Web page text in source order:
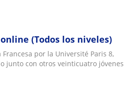
(Todos los niveles)
por la Université Paris 8,
junto con otros veinticuatro jóvenes